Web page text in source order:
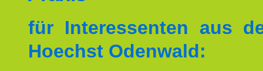
für Interessenten aus
Hoechst Odenwald: